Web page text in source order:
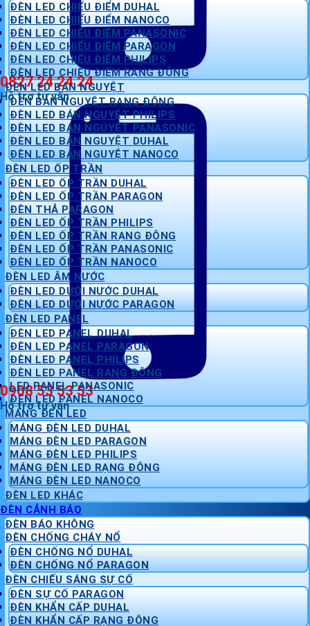
0827 24 24 24
Hỗ trợ tư vấn
0908 53 53 53
Hỗ trợ tư vấn
ĐÈN LED CHIẾU ĐIỂM DUHAL
ĐÈN LED CHIẾU ĐIỂM NANOCO
ĐÈN LED CHIẾU ĐIỂM PANASONIC
ĐÈN LED CHIẾU ĐIỂM PARAGON
ĐÈN LED CHIẾU ĐIỂM PHILIPS
ĐÈN LED CHIẾU ĐIỂM RẠNG ĐÔNG
ĐÈN LED BÁN NGUYỆT
ĐÈN BÁN NGUYỆT RẠNG ĐÔNG
ĐÈN LED BÁN NGUYỆT PHILIPS
ĐÈN LED BÁN NGUYỆT PANASONIC
ĐÈN LED BÁN NGUYỆT DUHAL
ĐÈN LED BÁN NGUYỆT NANOCO
ĐÈN LED ỐP TRẦN
ĐÈN LED ỐP TRẦN DUHAL
ĐÈN LED ỐP TRẦN PARAGON
ĐÈN THẢ PARAGON
ĐÈN LED ỐP TRẦN PHILIPS
ĐÈN LED ỐP TRẦN RẠNG ĐÔNG
ĐÈN LED ỐP TRẦN PANASONIC
ĐÈN LED ỐP TRẦN NANOCO
ĐÈN LED ÂM NƯỚC
ĐÈN LED DƯỚI NƯỚC DUHAL
ĐÈN LED DƯỚI NƯỚC PARAGON
ĐÈN LED PANEL
ĐÈN LED PANEL DUHAL
ĐÈN LED PANEL PARAGON
ĐÈN LED PANEL PHILIPS
ĐÈN LED PANEL RẠNG ĐÔNG
LED PANEL PANASONIC
ĐÈN LED PANEL NANOCO
MÁNG ĐÈN LED
MÁNG ĐÈN LED DUHAL
MÁNG ĐÈN LED PARAGON
MÁNG ĐÈN LED PHILIPS
MÁNG ĐÈN LED RẠNG ĐÔNG
MÁNG ĐÈN LED NANOCO
ĐÈN LED KHÁC
ĐÈN CẢNH BÁO
ĐÈN BÁO KHÔNG
ĐÈN CHỐNG CHÁY NỔ
ĐÈN CHỐNG NỔ DUHAL
ĐÈN CHỐNG NỔ PARAGON
ĐÈN CHIẾU SÁNG SỰ CỐ
ĐÈN SỰ CỐ PARAGON
ĐÈN KHẨN CẤP DUHAL
ĐÈN KHẨN CẤP RẠNG ĐÔNG